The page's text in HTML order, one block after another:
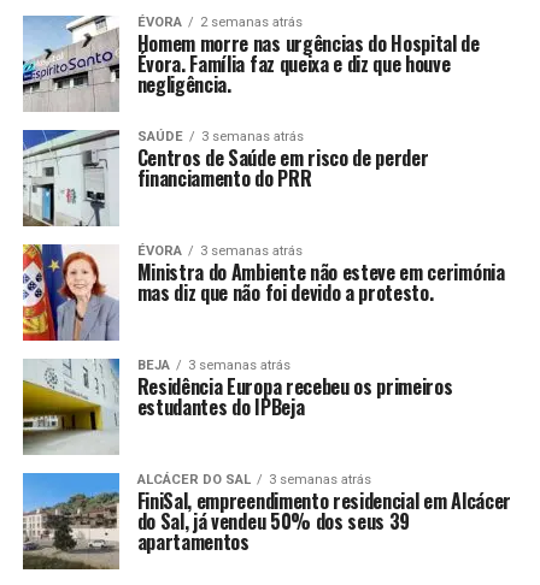
ÉVORA 2 semanas atrás
Homem morre nas urgências do Hospital de
Évora. Família faz queixa e diz que houve
negligência.
SAÚDE 3 semanas atrás
Centros de Saúde em risco de perder
financiamento do PRR
ÉVORA 3 semanas atrás
Ministra do Ambiente não esteve em cerimónia
mas diz que não foi devido a protesto.
BEJA 3 semanas atrás
Residência Europa recebeu os primeiros
estudantes do IPBeja
ALCÁCER DO SAL 3 semanas atrás
FiniSal, empreendimento residencial em Alcácer
do Sal, já vendeu 50% dos seus 39
apartamentos